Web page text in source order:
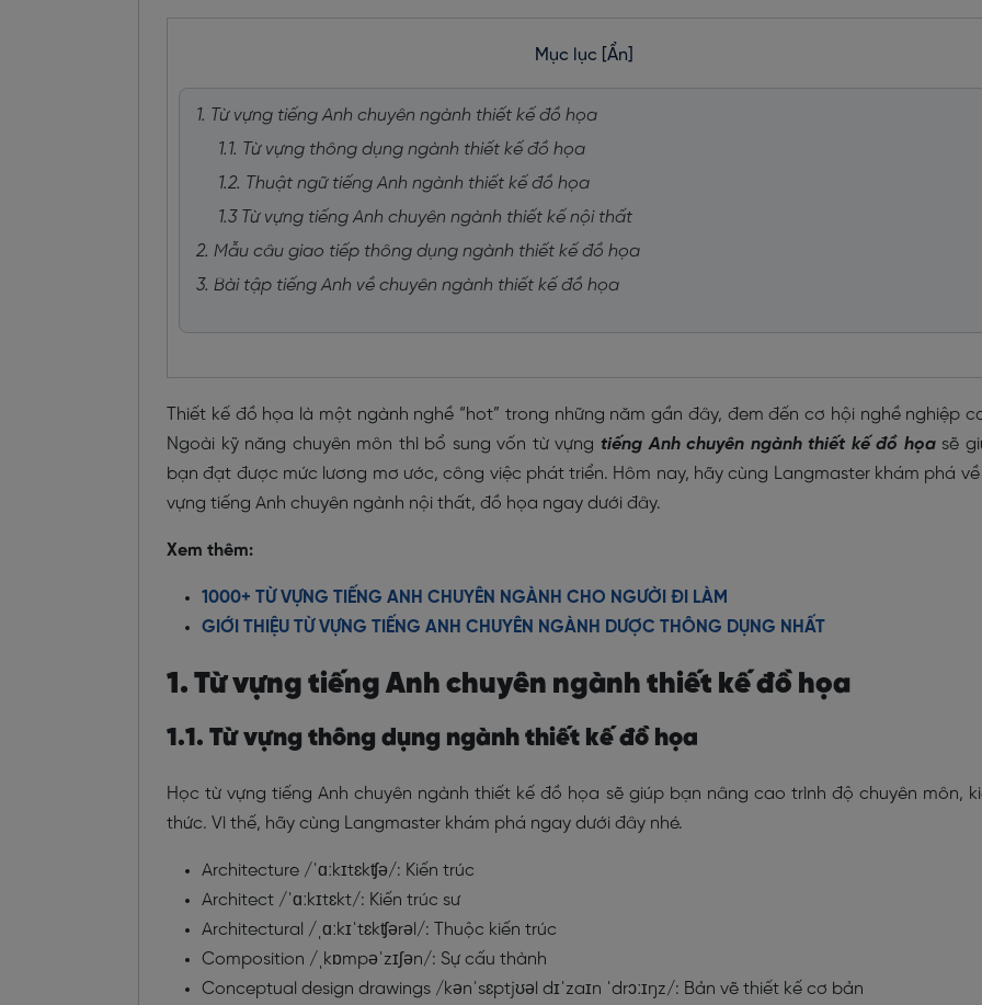
Mục lục [Ẩn]
1. Từ vựng tiếng Anh chuyên ngành thiết kế đồ họa
1.1. Từ vựng thông dụng ngành thiết kế đồ họa
1.2. Thuật ngữ tiếng Anh ngành thiết kế đồ họa
1.3 Từ vựng tiếng Anh chuyên ngành thiết kế nội thất
2. Mẫu câu giao tiếp thông dụng ngành thiết kế đồ họa
3. Bài tập tiếng Anh về chuyên ngành thiết kế đồ họa
Thiết kế đồ họa là một ngành nghề “hot” trong những năm gần đây, đem đến cơ hội nghề nghiệp
Ngoài kỹ năng chuyên môn thì bổ sung vốn từ vựngtiếng Anh chuyên ngành thiết kế đồ họasẽ
bạn đạt được mức lương mơ ước, công việc phát triển. Hôm nay, hãy cùng Langmaster khám phá
vựng tiếng Anh chuyên ngành nội thất, đồ họa ngay dưới đây.
Xem thêm:
1000+ TỪ VỰNG TIẾNG ANH CHUYÊN NGÀNH CHO NGƯỜI ĐI LÀM
GIỚI THIỆU TỪ VỰNG TIẾNG ANH CHUYÊN NGÀNH DƯỢC THÔNG DỤNG NHẤT
1. Từ vựng tiếng Anh chuyên ngành thiết kế đồ họa
1.1. Từ vựng thông dụng ngành thiết kế đồ họa
Học từ vựng tiếng Anh chuyên ngành thiết kế đồ họa sẽ giúp bạn nâng cao trình độ chuyên môn,
thức. Vì thế, hãy cùng Langmaster khám phá ngay dưới đây nhé.
Architecture /ˈɑːkɪtɛkʧə/: Kiến trúc
Architect /ˈɑːkɪtɛkt/: Kiến trúc sư
Architectural / ˌɑːkɪˈtɛkʧərəl/: Thuộc kiến trúc
Composition / ˌkɒmpəˈzɪʃən/: Sự cấu thành
Conceptual design drawings /kənˈsɛptjʊəl dɪˈzaɪn ˈdrɔːɪŋz/: Bản vẽ thiết kế cơ bản